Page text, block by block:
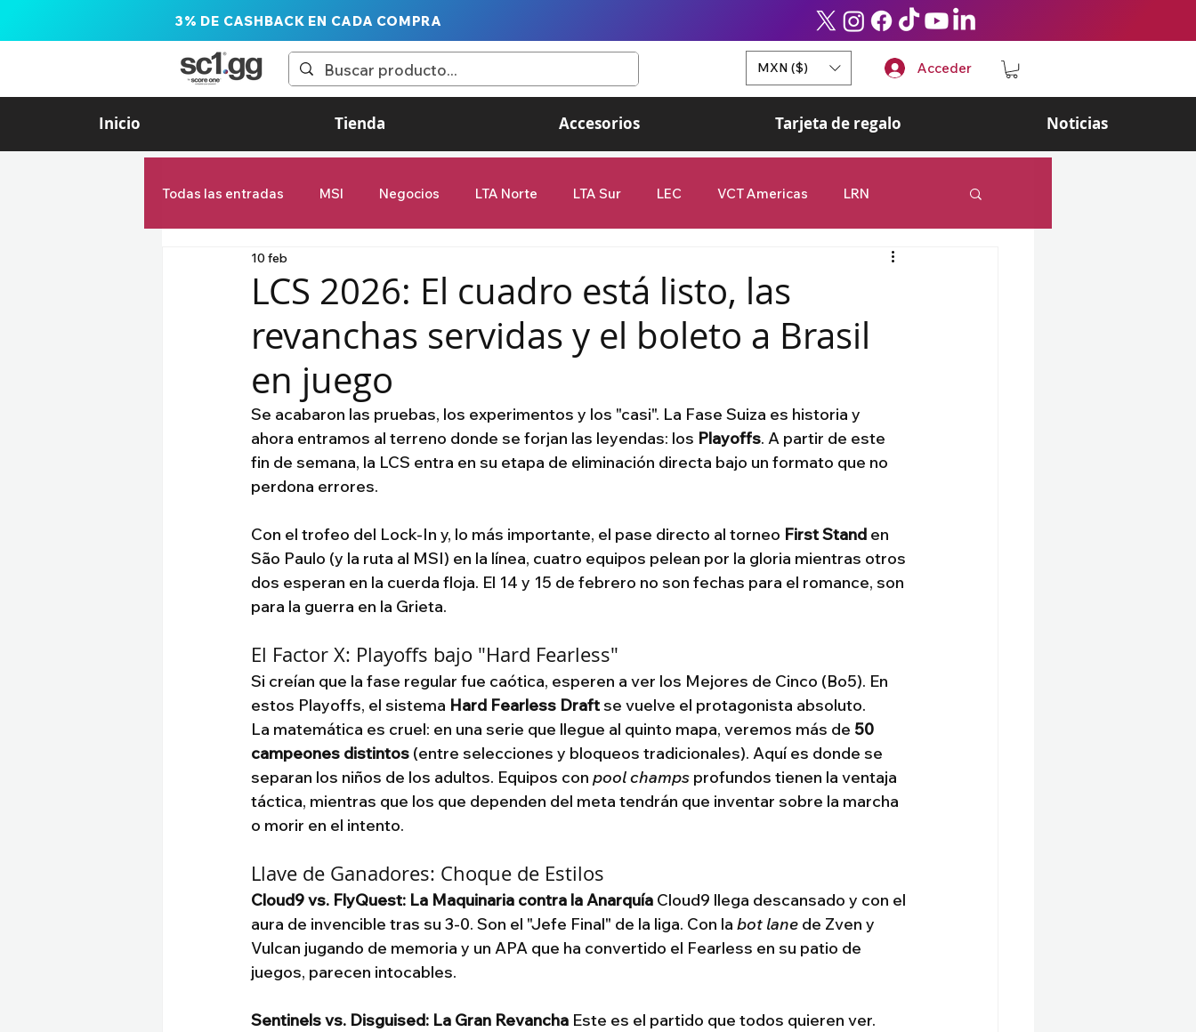
3% DE CASHBACK EN CADA COMPRA
MXN ($) Acceder
Inicio Tienda Accesorios Tarjeta de regalo Noticias
Todas las entradas MSI Negocios LTA Norte LTA Sur LEC VCT Americas LRN
LTA Liga de las Américas Esports
Estadísticas First Stand femenil 9Z Globant videojuegos
LCS 2026: El cuadro está listo, las
revanchas servidas y el boleto a Brasil
en juego
10 feb
Se acabaron las pruebas, los experimentos y los "casi". La Fase Suiza es historia y
ahora entramos al terreno donde se forjan las leyendas: los Playoffs. A partir de este
fin de semana, la LCS entra en su etapa de eliminación directa bajo un formato que no
perdona errores.
Con el trofeo del Lock-In y, lo más importante, el pase directo al torneo First Stand en
São Paulo (y la ruta al MSI) en la línea, cuatro equipos pelean por la gloria mientras otros
dos esperan en la cuerda floja. El 14 y 15 de febrero no son fechas para el romance, son
para la guerra en la Grieta.
El Factor X: Playoffs bajo "Hard Fearless"
Si creían que la fase regular fue caótica, esperen a ver los Mejores de Cinco (Bo5). En
estos Playoffs, el sistema Hard Fearless Draft se vuelve el protagonista absoluto.
La matemática es cruel: en una serie que llegue al quinto mapa, veremos más de 50
campeones distintos (entre selecciones y bloqueos tradicionales). Aquí es donde se
separan los niños de los adultos. Equipos con pool champs profundos tienen la ventaja
táctica, mientras que los que dependen del meta tendrán que inventar sobre la marcha
o morir en el intento.
Llave de Ganadores: Choque de Estilos
Cloud9 vs. FlyQuest: La Maquinaria contra la Anarquía Cloud9 llega descansado y con el
aura de invencible tras su 3-0. Son el "Jefe Final" de la liga. Con la bot lane de Zven y
Vulcan jugando de memoria y un APA que ha convertido el Fearless en su patio de
juegos, parecen intocables.
Sentinels vs. Disguised: La Gran Revancha Este es el partido que todos quieren ver.